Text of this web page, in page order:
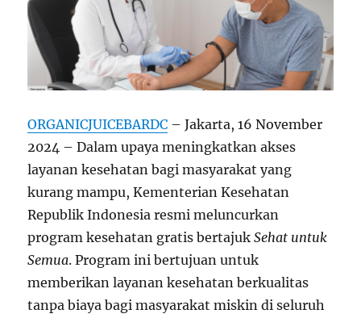
ORGANICJUICEBARDC – Jakarta, 16 November
2024 – Dalam upaya meningkatkan akses
layanan kesehatan bagi masyarakat yang
kurang mampu, Kementerian Kesehatan
Republik Indonesia resmi meluncurkan
program kesehatan gratis bertajukSehat untuk
Semua. Program ini bertujuan untuk
memberikan layanan kesehatan berkualitas
tanpa biaya bagi masyarakat miskin di seluruh